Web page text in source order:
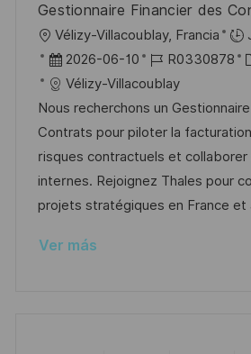
b
l
i
c
a
c
i
ó
n
o
Gestionnaire Financier des
U
b
c
a
c
i
ó
Vélizy-Villacoublay, Francia
F
e
c
h
a
d
e
u
2026-06-10
I
D
d
e
e
m
p
R0330878
t
e
o
r
Vélizy-Villacoublay
Nous recherchons un
Contrats pour piloter la
risques contractuels et collaborer
internes. Rejoignez Thales pour
projets stratégiques en France et
Ver más